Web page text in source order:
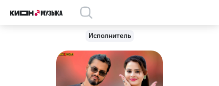
Исполнитель